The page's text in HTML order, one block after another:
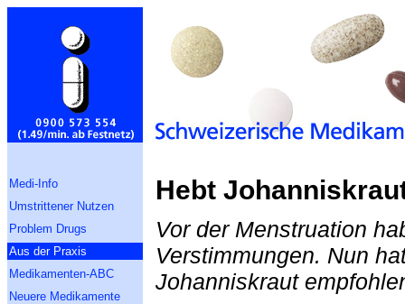
Medi-Info
Umstrittener Nutzen
Problem Drugs
Aus der Praxis
Medikamenten-ABC
Neuere Medikamente
Hebt
Vor der Menstruation
Verstimmungen. Nun
Johanniskraut